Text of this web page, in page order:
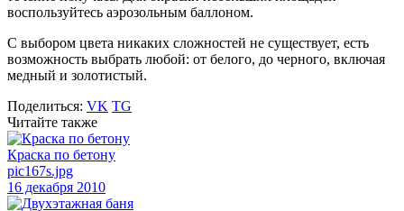
воспользуйтесь аэрозольным баллоном.
С выбором цвета никаких сложностей не существует, есть
возможность выбрать любой: от белого, до черного, включая
медный и золотистый.
Поделиться: VK TG
Читайте также
Краска по бетону
pic167s.jpg
16 декабря 2010